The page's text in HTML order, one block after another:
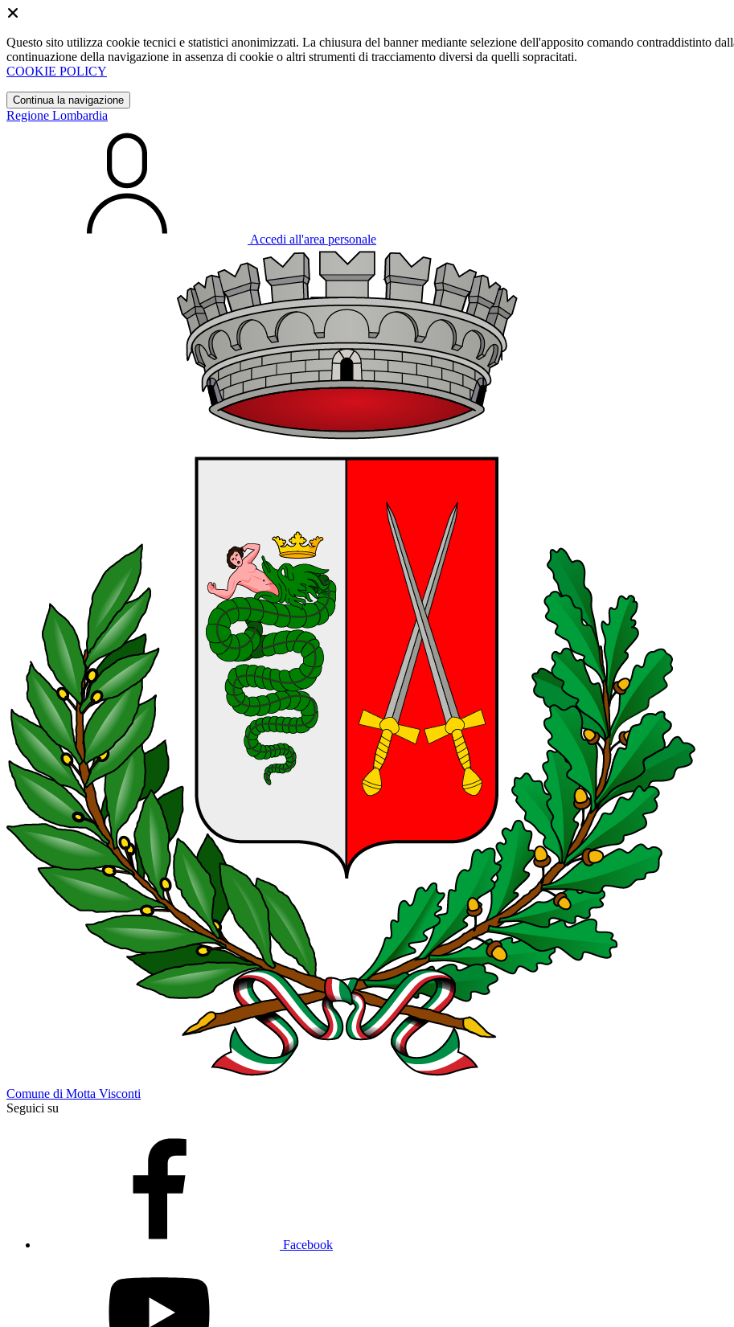
Questo sito utilizza cookie tecnici e statistici anonimizzati. La chiusura del banner mediante selezione dell'apposito comando contraddistinto
continuazione della navigazione in assenza di cookie o altri strumenti di tracciamento diversi da quelli sopracitati.
COOKIE POLICY
Continua la navigazione
Regione Lombardia
Accedi all'area personale
Comune di Motta Visconti
Seguici su
Facebook